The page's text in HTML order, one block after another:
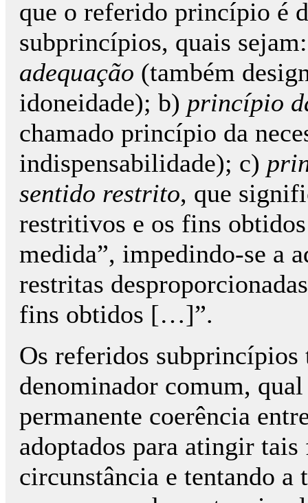
que o referido princípio é
subprincípios, quais
adequação (também
idoneidade); b) princípio
chamado princípio da
indispensabilidade); c)
sentido restrito, que
restritivos e os fins
medida”, impedindo-se a
restritas
fins obtidos […]”.
Os referidos subprincípios
denominador comum,
permanente coerência
adoptados para atingir
circunstância e tentando